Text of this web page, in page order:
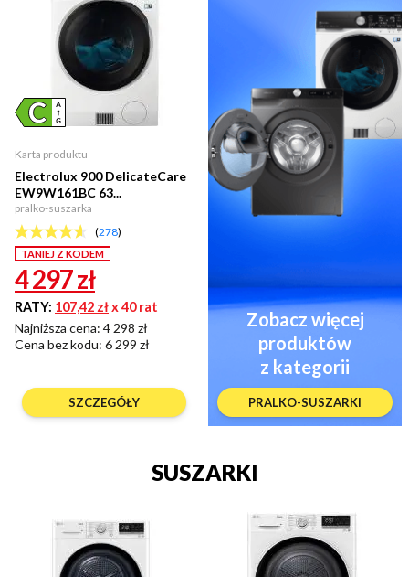
Karta produktu
Electrolux 900 DelicateCare
EW9W161BC 63...
pralko-suszarka
(278)
TANIEJ Z KODEM
4 297zł
RATY: 107,42 złx 40 rat
Najniższa cena: 4 298 zł
Cena bez kodu: 6 299 zł
SZCZEGÓŁY
Zobacz więcej
produktów
z kategorii
PRALKO-SUSZARKI
SUSZARKI